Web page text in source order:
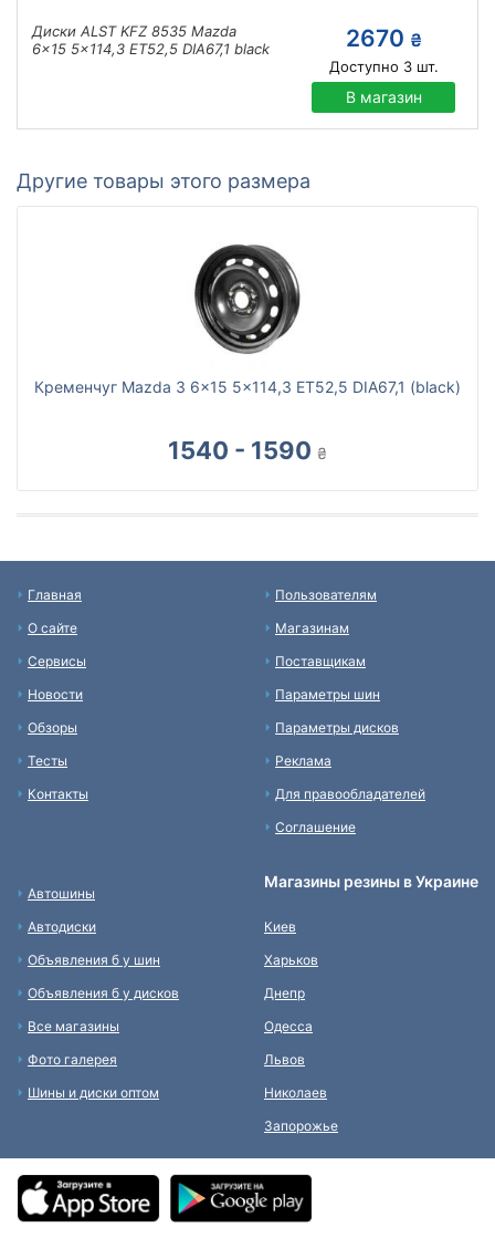
Диски ALST KFZ 8535 Mazda
6x15 5x114,3 ET52,5 DIA67,1 black
2670 ₴
Доступно 3шт.
В магазин
Другие товары этого размера
Кременчуг Mazda 3 6x15 5x114,3 ET52,5 DIA67,1 (black)
1540 - 1590 ₴
Главная
О сайте
Сервисы
Новости
Обзоры
Тесты
Контакты
Пользователям
Магазинам
Поставщикам
Параметры шин
Параметры дисков
Реклама
Для правообладателей
Соглашение
Автошины
Автодиски
Объявления б у шин
Объявления б у дисков
Все магазины
Фото галерея
Шины и диски оптом
Магазины резины в Украине
Киев
Харьков
Днепр
Одесса
Львов
Николаев
Запорожье